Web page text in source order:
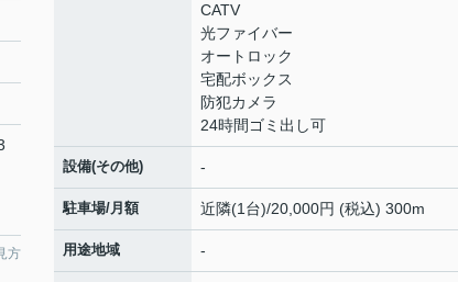
方
CATV
光ファイバー
オートロック
宅配ボックス
防犯カメラ
24時間ゴミ出し可
設備(その他) -
駐車場/月額 近隣(1台)/20,000円 (税込) 300m
用途地域 -